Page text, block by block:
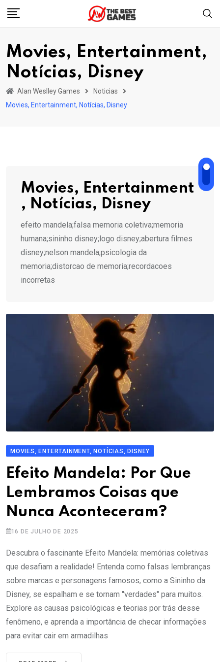
Skip
Movies, Entertainment,
Notícias, Disney
Alan Weslley Games
Noticias
Movies, Entertainment, Notícias, Disney
Movies, Entertainment
, Notícias, Disney
efeito mandela;falsa memoria coletiva;memoria
humana;sininho disney;logo disney;abertura filmes
disney;nelson mandela;psicologia da
memoria;distorcao de memoria;recordacoes
incorretas
MOVIES, ENTERTAINMENT, NOTÍCIAS, DISNEY
Efeito Mandela: Por Que
Lembramos Coisas que
Nunca Aconteceram?
16 DE JULHO DE 2025
Descubra o fascinante Efeito Mandela: memórias coletivas
que desafiam a realidade! Entenda como falsas lembranças
sobre marcas e personagens famosos, como a Sininho da
Disney, se espalham e se tornam "verdades" para muitos.
Explore as causas psicológicas e teorias por trás desse
fenômeno, e aprenda a importância de checar informações
para evitar cair em armadilhas